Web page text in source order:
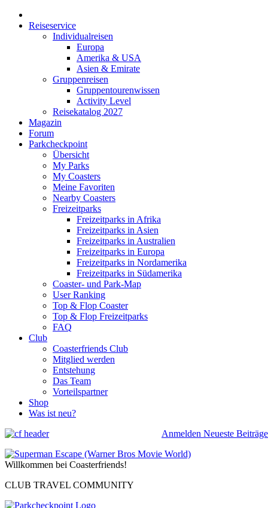
Reiseservice
Individualreisen
Europa
Amerika & USA
Asien & Emirate
Gruppenreisen
Gruppentourenwissen
Activity Level
Reisekatalog 2027
Magazin
Forum
Parkcheckpoint
Übersicht
My Parks
My Coasters
Meine Favoriten
Nearby Coasters
Freizeitparks
Freizeitparks in Afrika
Freizeitparks in Asien
Freizeitparks in Australien
Freizeitparks in Europa
Freizeitparks in Nordamerika
Freizeitparks in Südamerika
Coaster- und Park-Map
User Ranking
Top & Flop Coaster
Top & Flop Freizeitparks
FAQ
Club
Coasterfriends Club
Mitglied werden
Entstehung
Das Team
Vorteilspartner
Shop
Was ist neu?
Anmelden Neueste Beiträge
Willkommen bei Coasterfriends!
CLUB TRAVEL COMMUNITY